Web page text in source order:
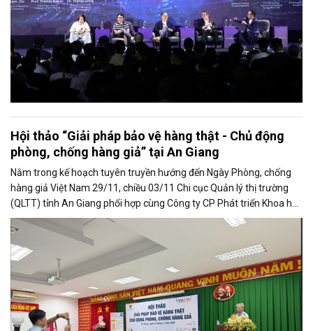
Hội thảo “Giải pháp bảo vệ hàng thật - Chủ động
phòng, chống hàng giả” tại An Giang
Nằm trong kế hoạch tuyên truyền hướng đến Ngày Phòng, chống
hàng giả Việt Nam 29/11, chiều 03/11 Chi cục Quản lý thị trường
(QLTT) tỉnh An Giang phối hợp cùng Công ty CP Phát triển Khoa học
Công nghệ Vi Na (Vina CHG) tổ chức Hội thảo “Giải pháp bảo vệ
hàng thật – Chủ động phòng, chống hàng giả”.